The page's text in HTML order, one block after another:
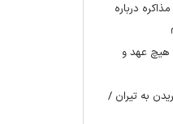
درباره
هیچ عهد و
به تیران /